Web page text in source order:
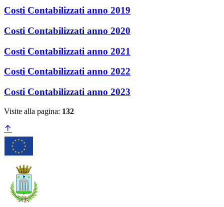
Costi Contabilizzati anno 2019
Costi Contabilizzati anno 2020
Costi Contabilizzati anno 2021
Costi Contabilizzati anno 2022
Costi Contabilizzati anno 2023
Visite alla pagina: 132